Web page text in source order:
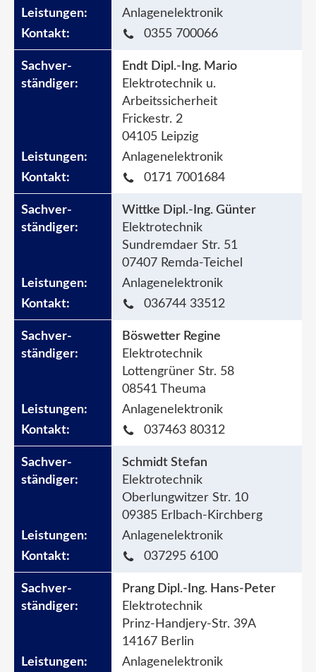
Anlagenelektronik
0355 700066
Endt Dipl.-Ing. Mario
Elektrotechnik u.
Arbeitssicherheit
Frickestr. 2
04105 Leipzig
Anlagenelektronik
0171 7001684
Wittke Dipl.-Ing. Günter
Elektrotechnik
Sundremdaer Str. 51
07407 Remda-Teichel
Anlagenelektronik
036744 33512
Böswetter Regine
Elektrotechnik
Lottengrüner Str. 58
08541 Theuma
Anlagenelektronik
037463 80312
Schmidt Stefan
Elektrotechnik
Oberlungwitzer Str. 10
09385 Erlbach-Kirchberg
Anlagenelektronik
037295 6100
Prang Dipl.-Ing. Hans-Peter
Elektrotechnik
Prinz-Handjery-Str. 39A
14167 Berlin
Anlagenelektronik